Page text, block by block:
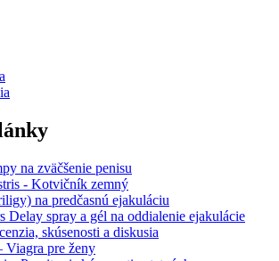
na zväčšenie penisu
- Kotvičník zemný
na predčasnú ejakuláciu
Delay spray a gél na oddialenie ejakulácie
skúsenosti a diskusia
pre ženy